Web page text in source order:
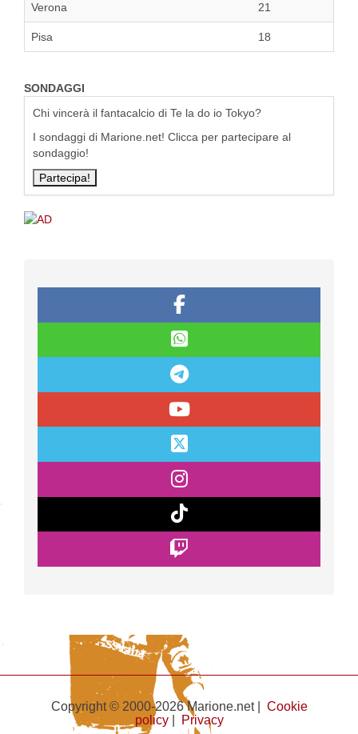
Verona 21
Pisa 18
SONDAGGI
Chi vincerà il fantacalcio di Te la do io Tokyo?
I sondaggi di Marione.net! Clicca per partecipare al
sondaggio!
Copyright © 2000-2026 Marione.net | Cookie
policy| Privacy